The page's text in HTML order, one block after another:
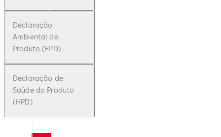
Declaração
Ambiental de
Produto (EPD)
Declaração de
Saúde do Produto
(HPD)